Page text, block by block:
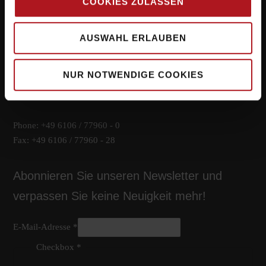
AUSWAHL ERLAUBEN
NUR NOTWENDIGE COOKIES
Systemlieferant für die Zukunft.
Hauptsitz
Kirchwaldstr. 15
Phone: +49 6106 / 77960 - 0
Fax: +49 6106 / 77960 - 28
Abonnieren Sie unseren Newsletter und
verpassen Sie keine Neuigkeit mehr!
E-Mail-Adresse *
Checkbox *